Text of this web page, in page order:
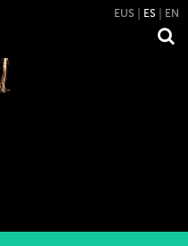
EUS ES EN